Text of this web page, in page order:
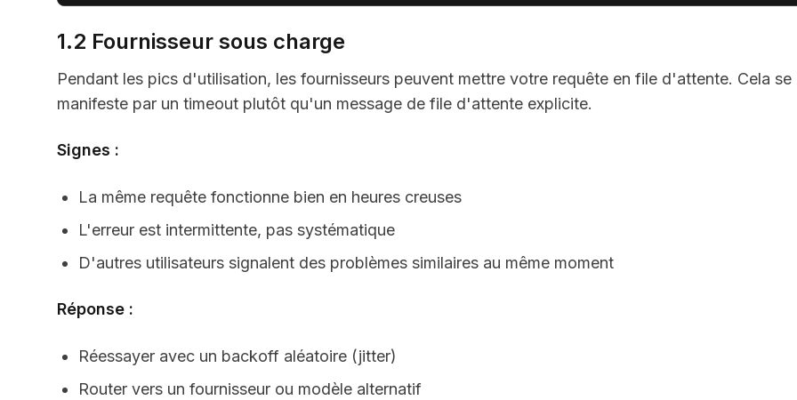
1.2 Fournisseur sous charge
Pendant les pics d'utilisation, les fournisseurs peuvent mettre votre requête en file d'attente. Cela se
manifeste par un timeout plutôt qu'un message de file d'attente explicite.
Signes :
La même requête fonctionne bien en heures creuses
L'erreur est intermittente, pas systématique
D'autres utilisateurs signalent des problèmes similaires au même moment
Réponse :
Réessayer avec un backoff aléatoire (jitter)
Router vers un fournisseur ou modèle alternatif